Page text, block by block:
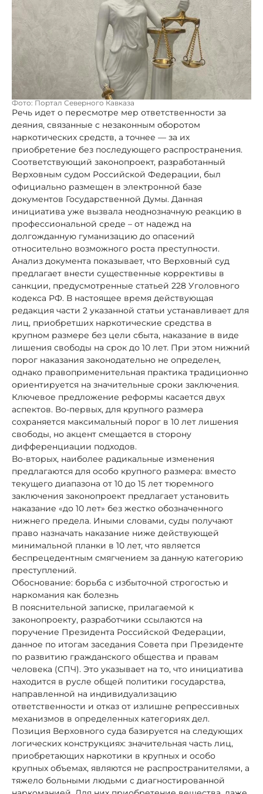
Фото: Портал Северного Кавказа
Речь идет о пересмотре мер ответственности за
деяния, связанные с незаконным оборотом
наркотических средств, а точнее –– за их
приобретение без последующего распространения.
Соответствующий законопроект, разработанный
Верховным судом Российской Федерации, был
официально размещен в электронной базе
документов Государственной Думы. Данная
инициатива уже вызвала неоднозначную реакцию в
профессиональной среде – от надежд на
долгожданную гуманизацию до опасений
относительно возможного роста преступности.
Анализ документа показывает, что Верховный суд
предлагает внести существенные коррективы в
санкции, предусмотренные статьей 228 Уголовного
кодекса РФ. В настоящее время действующая
редакция части 2 указанной статьи устанавливает для
лиц, приобретших наркотические средства в
крупном размере без цели сбыта, наказание в виде
лишения свободы на срок до 10 лет. При этом нижний
порог наказания законодательно не определен,
однако правоприменительная практика традиционно
ориентируется на значительные сроки заключения.
Ключевое предложение реформы касается двух
аспектов. Во-первых, для крупного размера
сохраняется максимальный порог в 10 лет лишения
свободы, но акцент смещается в сторону
дифференциации подходов.
Во-вторых, наиболее радикальные изменения
предлагаются для особо крупного размера: вместо
текущего диапазона от 10 до 15 лет тюремного
заключения законопроект предлагает установить
наказание «до 10 лет» без жестко обозначенного
нижнего предела. Иными словами, суды получают
право назначать наказание ниже действующей
минимальной планки в 10 лет, что является
беспрецедентным смягчением за данную категорию
преступлений.
Обоснование: борьба с избыточной строгостью и
наркомания как болезнь
В пояснительной записке, прилагаемой к
законопроекту, разработчики ссылаются на
поручение Президента Российской Федерации,
данное по итогам заседания Совета при Президенте
по развитию гражданского общества и правам
человека (СПЧ). Это указывает на то, что инициатива
находится в русле общей политики государства,
направленной на индивидуализацию
ответственности и отказ от излишне репрессивных
механизмов в определенных категориях дел.
Позиция Верховного суда базируется на следующих
логических конструкциях: значительная часть лиц,
приобретающих наркотики в крупных и особо
крупных объемах, являются не распространителями, а
тяжело больными людьми с диагностированной